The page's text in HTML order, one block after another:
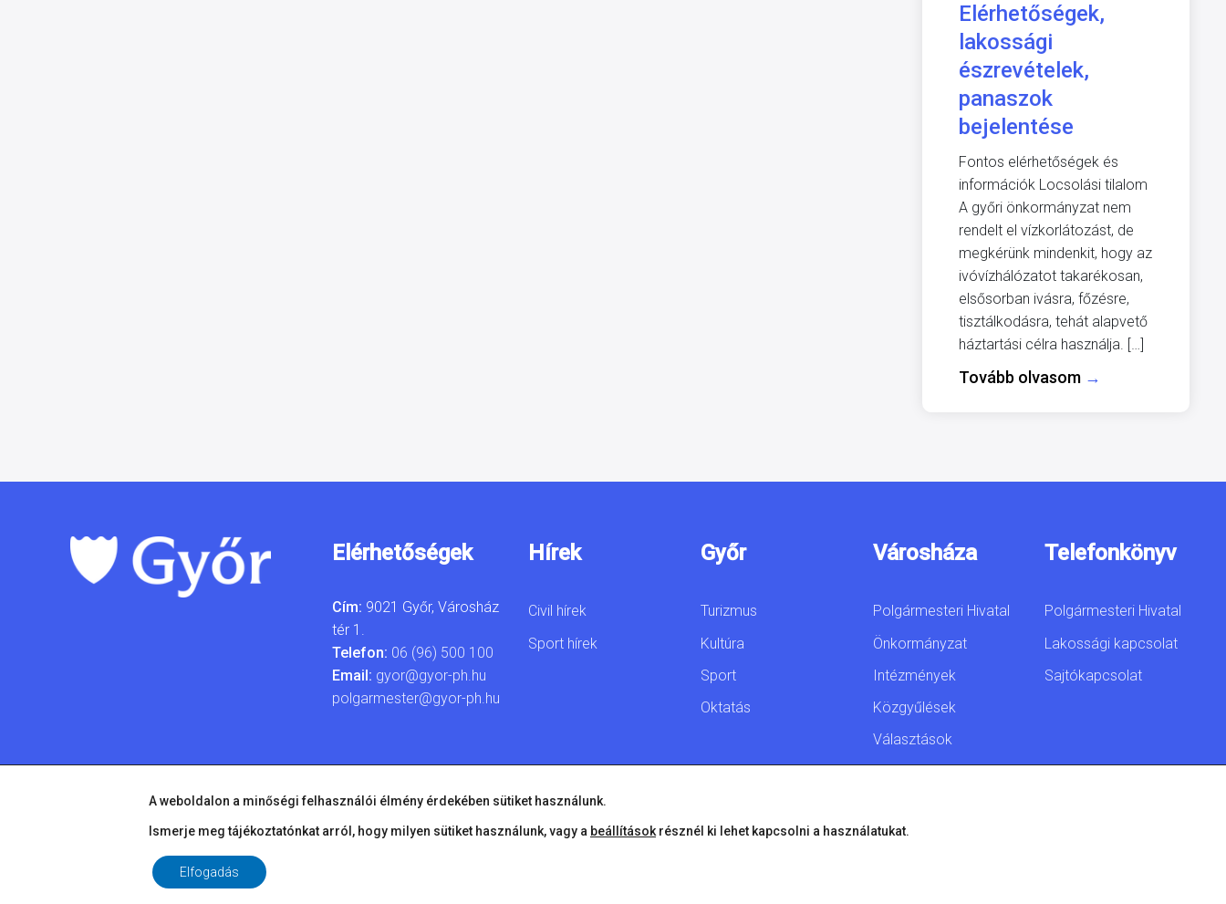
Elérhetőségek,
lakossági
észrevételek,
panaszok
bejelentése
Fontos elérhetőségek és
információk Locsolási tilalom
A győri önkormányzat nem
rendelt el vízkorlátozást, de
megkérünk mindenkit, hogy az
ivóvízhálózatot takarékosan,
elsősorban ivásra, főzésre,
tisztálkodásra, tehát alapvető
háztartási célra használja. […]
Tovább olvasom →
Elérhetőségek
Cím: 9021 Győr, Városház
tér 1.
Telefon: 06 (96) 500 100
Email: gyor@gyor-ph.hu
polgarmester@gyor-ph.hu
Hírek
Civil hírek
Sport hírek
Győr
Turizmus
Kultúra
Sport
Oktatás
Városháza
Polgármesteri Hivatal
Önkormányzat
Intézmények
Közgyűlések
Választások
Telefonkönyv
Polgármesteri Hivatal
Lakossági kapcsolat
Sajtókapcsolat
A weboldalon a minőségi felhasználói élmény érdekében sütiket használunk.
Ismerje meg tájékoztatónkat arról, hogy milyen sütiket használunk, vagy a beállítások résznél ki lehet kapcsolni a használatukat.
Elfogadás